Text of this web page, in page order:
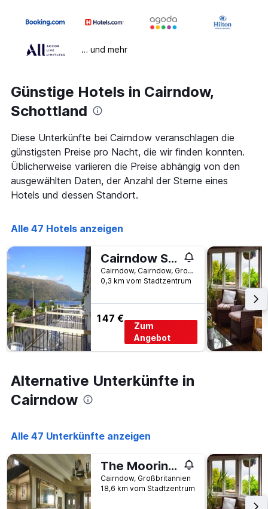
… und mehr
Günstige Hotels in Cairndow,
Schottland
Diese Unterkünfte bei Cairndow veranschlagen die
günstigsten Preise pro Nacht, die wir finden konnten.
Üblicherweise variieren die Preise abhängig von den
ausgewählten Daten, der Anzahl der Sterne eines
Hotels und dessen Standort.
Alle 47 Hotels anzeigen
Cairndow Stagecoach Inn
Cairndow, Cairndow, Großbritannien
0,3 km vom Stadtzentrum
147 €
Zum
Angebot
Alternative Unterkünfte in
Cairndow
Alle 47 Unterkünfte anzeigen
The Moorings, overlooking Loch Fyne
Cairndow, Großbritannien
18,6 km vom Stadtzentrum